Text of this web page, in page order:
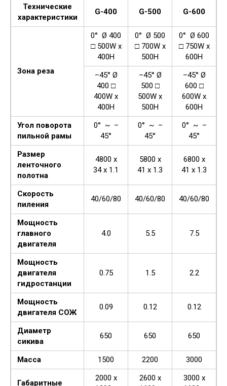
Технические
характеристики
G-400 G-500 G-600
Зона реза
0° Ø 400
□ 500W x
400H
0° Ø 500
□ 700W x
500H
0° Ø 600
□ 750W x
600H
–45° Ø
400 □
400W x
400H
–45° Ø
500 □
500W x
500H
–45° Ø
600 □
600W x
600H
Угол поворота
пильной рамы
0° ~ –
45°
0° ~ –
45°
0° ~ –
45°
Размер
ленточного
полотна
4800 x
34 x 1.1
5800 x
41 x 1.3
6800 x
41 x 1.3
Скорость
пиления
40/60/80 40/60/80 40/60/80
Мощность
главного
двигателя
4.0 5.5 7.5
Мощность
двигателя
гидростанции
0.75 1.5 2.2
Мощность
двигателя СОЖ
0.09 0.12 0.12
Диаметр
сикива
650 650 650
Масса 1500 2200 3000
Габаритные
2000 x
2600 x
3000 x